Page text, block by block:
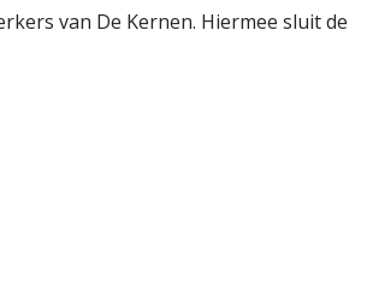
van De Kernen. Hiermee sluit de